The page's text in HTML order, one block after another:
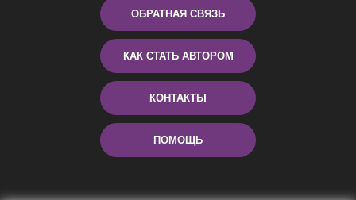
ОБРАТНАЯ СВЯЗЬ
КАК СТАТЬ АВТОРОМ
КОНТАКТЫ
ПОМОЩЬ